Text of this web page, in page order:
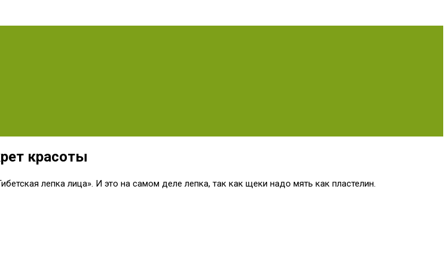
красоты
лепка лица». И это на самом деле лепка, так как щеки надо мять как пластелин.